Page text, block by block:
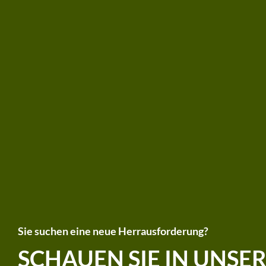
Sie suchen eine neue Herrausforderung?
SCHAUEN SIE IN